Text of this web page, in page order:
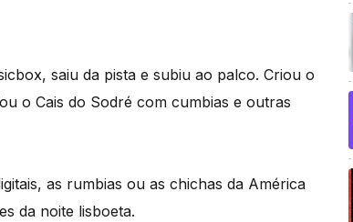
saiu da pista e subiu ao palco. Criou o
o Cais do Sodré com cumbias e outras
as rumbias ou as chichas da América
da noite lisboeta.